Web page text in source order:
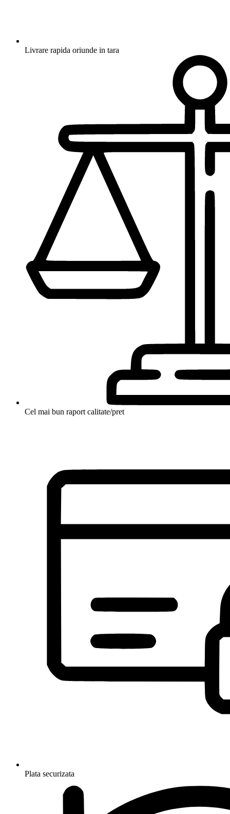
Livrare rapida oriunde in tara
Cel mai bun raport calitate/pret
Plata securizata